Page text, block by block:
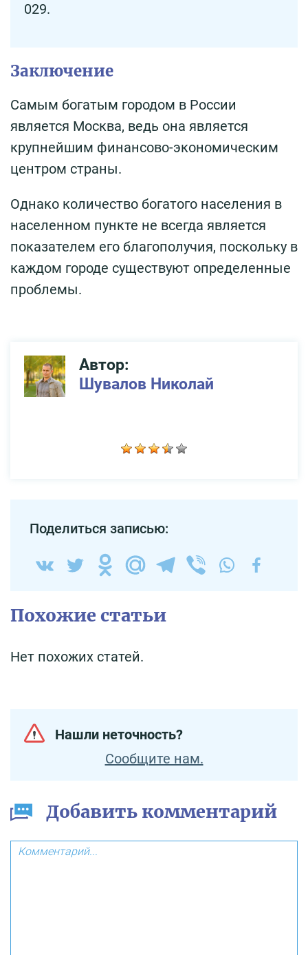
029.
Заключение
Самым богатым городом в России
является Москва, ведь она является
крупнейшим финансово-экономическим
центром страны.
Однако количество богатого населения в
населенном пункте не всегда является
показателем его благополучия, поскольку в
каждом городе существуют определенные
проблемы.
Автор:
Шувалов Николай
Поделиться записью:
Похожие статьи
Нет похожих статей.
Нашли неточность?
Сообщите нам.
Добавить комментарий